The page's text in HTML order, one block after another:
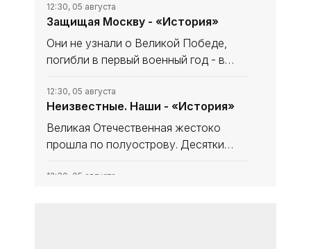
в СССР. В минувшем выпуске рубрики
начали рассказ, как дорогу в космос
осваивали четырёхлапые
12:30, 05 августа
Защищая Москву - «История»
Они не узнали о Великой Победе,
погибли в первый военный год - в
«небом над ней». Имя одного
известно и прославлено, о втором -
знают немногие. Они оба совершили
12:30, 05 августа
Неизвестные. Наши - «История»
Великая Отечественная жестоко
прошла по полуострову. Десятки
крымчан, что мечтали, но, увы, не
12:30, 05 августа